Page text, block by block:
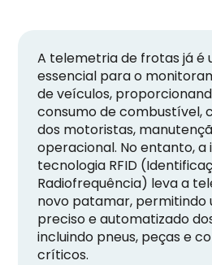
A telemetria de frotas já
essencial para o
de veículos,
consumo de combustível,
dos motoristas,
operacional. No entanto,
tecnologia RFID
Radiofrequência) leva a
novo patamar,
preciso e automatizado
incluindo pneus, peças e
críticos.